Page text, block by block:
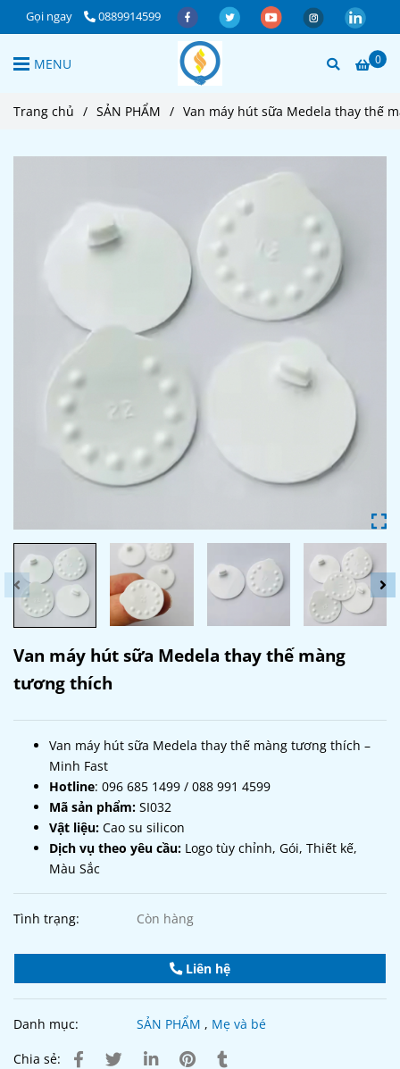
Gọi ngay 0889914599
0
MENU
Trang chủ / SẢN PHẨM / Van máy hút sữa Medela thay thế
Van máy hút sữa Medela thay thế màng
tương thích
Van máy hút sữa Medela thay thế màng tương thích –
Minh Fast
Hotline: 096 685 1499 / 088 991 4599
Mã sản phẩm: SI032
Vật liệu: Cao su silicon
Dịch vụ theo yêu cầu: Logo tùy chỉnh, Gói, Thiết kế,
Màu Sắc
Tình trạng: Còn hàng
Liên hệ
Danh mục: SẢN PHẨM , Mẹ và bé
Chia sẻ: